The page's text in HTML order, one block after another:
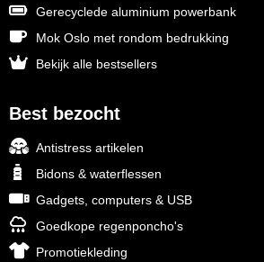
Gerecyclede aluminium powerbank
Mok Oslo met rondom bedrukking
Bekijk alle bestsellers
Best bezocht
Antistress artikelen
Bidons & waterflessen
Gadgets, computers & USB
Goedkope regenponcho's
Promotiekleding